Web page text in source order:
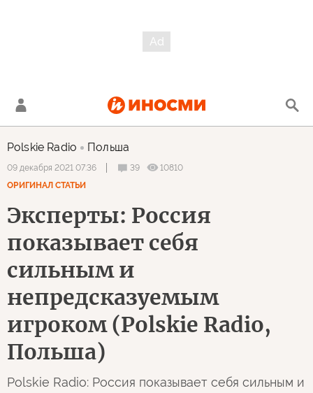
Polskie Radio Польша
09 декабря 2021 07:36 39
10810
ОРИГИНАЛ СТАТЬИ
Эксперты: Россия
показывает себя
сильным и
непредсказуемым
игроком (Polskie Radio,
Польша)
Polskie Radio: Россия показывает себя сильным и